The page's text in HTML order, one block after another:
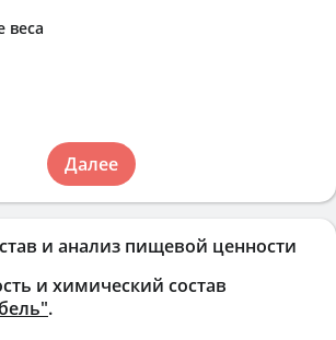
и анализ пищевой ценности
и химический состав
.
веса
Далее